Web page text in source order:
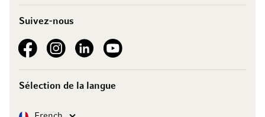
Suivez-nous
See our FacebookSee our Instagram account
See our LinkedInSee our YouTube channel
Sélection de la langue
Langue